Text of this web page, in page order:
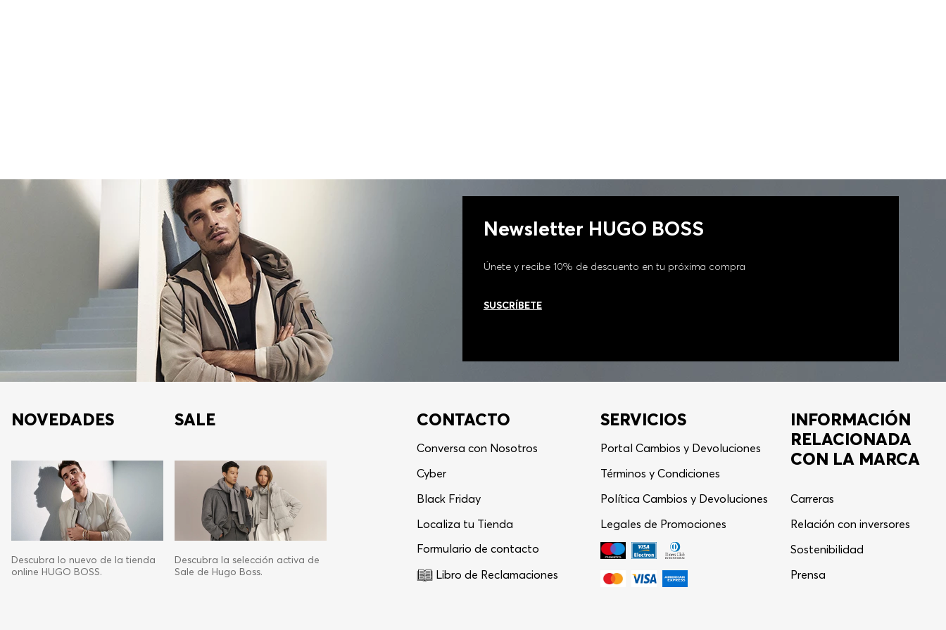
Newsletter HUGO BOSS
Únete y recibe 10% de descuento en tu próxima compra
SUSCRÍBETE
NOVEDADES
Descubra lo nuevo de la tienda
online HUGO BOSS.
SALE
Descubra la selección activa de
Sale de Hugo Boss.
CONTACTO
Conversa con Nosotros
Cyber
Black Friday
Localiza tu Tienda
Formulario de contacto
Libro de Reclamaciones
SERVICIOS
Portal Cambios y Devoluciones
Términos y Condiciones
Política Cambios y Devoluciones
Legales de Promociones
INFORMACIÓN
RELACIONADA
CON LA MARCA
Carreras
Relación con inversores
Sostenibilidad
Prensa